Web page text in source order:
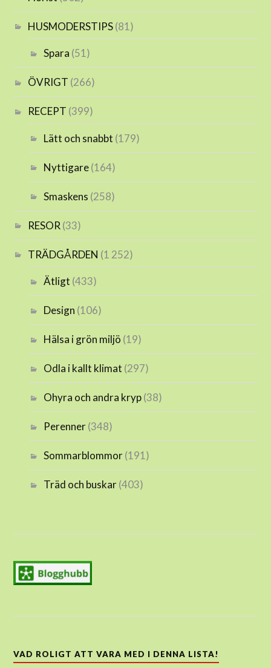
HUSMODERSTIPS(81)
Spara (51)
ÖVRIGT (266)
RECEPT (399)
Lätt och snabbt (179)
Nyttigare(164)
Smaskens (258)
RESOR (33)
TRÄDGÅRDEN (1 252)
Ätligt (433)
Design (106)
Hälsa i grön miljö (19)
Odla i kallt klimat (297)
Ohyra och andra kryp(38)
Perenner(348)
Sommarblommor(191)
Träd och buskar(403)
VAD ROLIGT ATT VARA MED I DENNA LISTA!